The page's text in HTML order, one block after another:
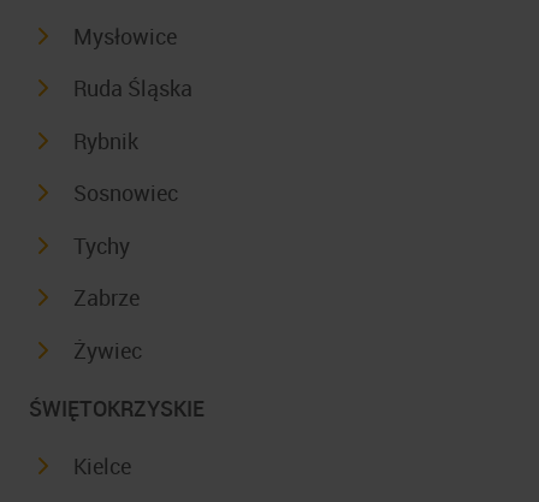
Mysłowice
Ruda Śląska
Rybnik
Sosnowiec
Tychy
Zabrze
Żywiec
ŚWIĘTOKRZYSKIE
Kielce